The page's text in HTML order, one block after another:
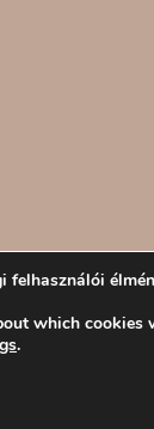
felhasználói
which cookies
.